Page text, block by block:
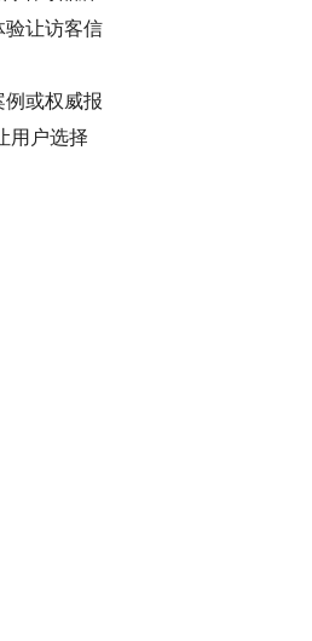
验让访客信
例或权威报
用户选择